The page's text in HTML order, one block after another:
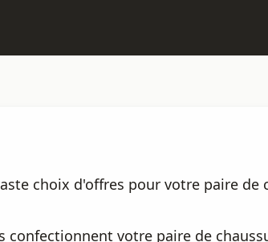
choix d'offres pour votre paire de
votre paire de